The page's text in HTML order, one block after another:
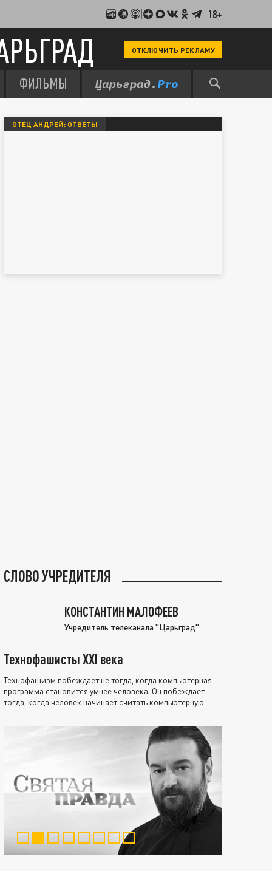
18+
ОТКЛЮЧИТЬ РЕКЛАМУ
ФИЛЬМЫ
ОТЕЦ АНДРЕЙ: ОТВЕТЫ
СЛОВО УЧРЕДИТЕЛЯ
КОНСТАНТИН МАЛОФЕЕВ
Учредитель телеканала "Царьград"
Технофашисты XXI века
Технофашизм побеждает не тогда, когда компьютерная
программа становится умнее человека. Он побеждает
тогда, когда человек начинает считать компьютерную